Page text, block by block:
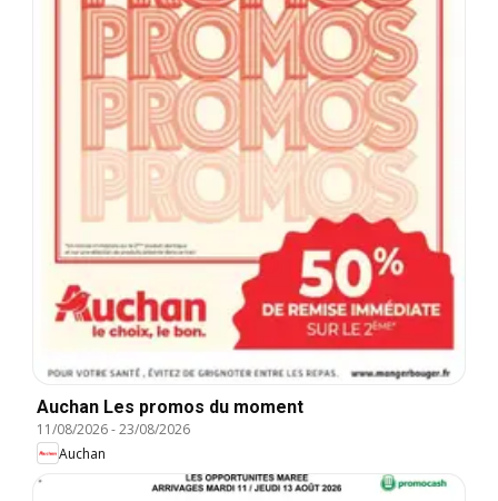
Auchan Les promos du moment
11/08/2026-23/08/2026
Auchan